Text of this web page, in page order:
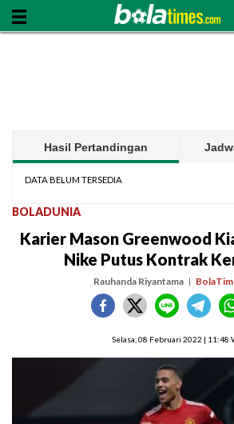
Hasil Pertandingan
DATA BELUM TERSEDIA
BOLADUNIA
Karier Mason Greenwood
Nike Putus Kontrak
Rauhanda Riyantama
Selasa, 08 Februari 2022 | 11:48